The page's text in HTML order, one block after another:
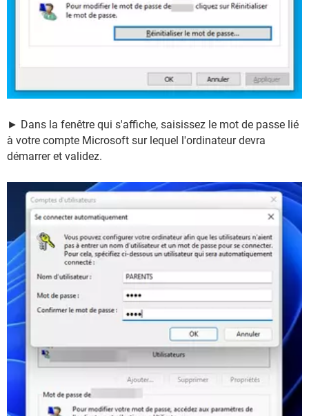
► Dans la fenêtre qui s'affiche, saisissez le mot de passe lié
à votre compte Microsoft sur lequel l'ordinateur devra
démarrer et validez.